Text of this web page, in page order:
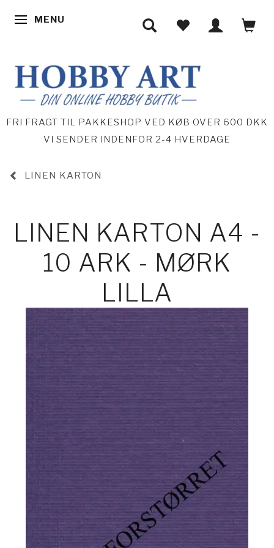
SKIFTE NAVIGATION
MENU
FRI FRAGT TIL PAKKESHOP VED KØB OVER 600 DKK
VI SENDER INDENFOR 2-4 HVERDAGE
LINEN KARTON
LINEN KARTON A4 -
10 ARK - MØRK
LILLA